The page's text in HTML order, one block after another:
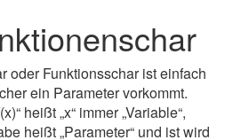
oder Funktionsschar ist einfach
ein Parameter vorkommt.
heißt „x“ immer „Variable“,
heißt „Parameter“ und ist wird